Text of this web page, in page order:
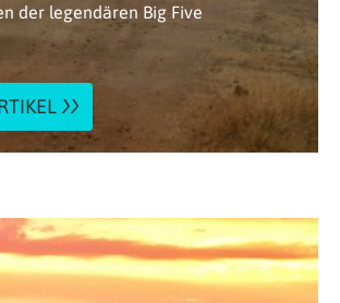
der legendären Big Five